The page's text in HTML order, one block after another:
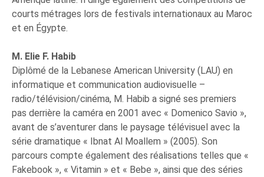
courts métrages lors de festivals internationaux au Maroc
et en Égypte.
M. Elie F. Habib
Diplômé de la Lebanese American University (LAU) en
informatique et communication audiovisuelle –
radio/télévision/cinéma, M. Habib a signé ses premiers
pas derrière la caméra en 2001 avec « Domenico Savio »,
avant de s’aventurer dans le paysage télévisuel avec la
série dramatique « Ibnat Al Moallem » (2005). Son
parcours compte également des réalisations telles que «
Fakebook », « Vitamin » et « Bebe », ainsi que des séries